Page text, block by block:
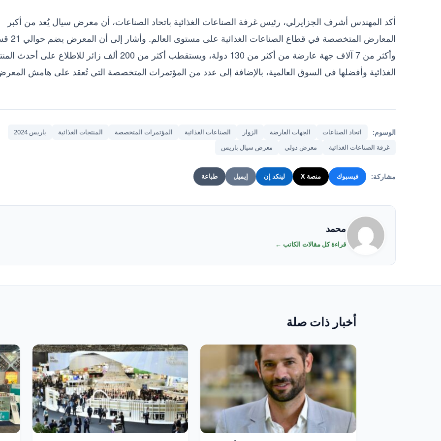
أكد المهندس أشرف الجزايرلي، رئيس غرفة الصناعات الغذائية باتحاد الصناعات، أن معرض سيال يُعد من أكبر
المعارض المتخصصة في قطاع
وأكثر من 7 آلاف جهة عارضة من أكثر من 130 دولة، ويستقطب أكثر من 200 ألف زائر للاطلاع على
الغذائية وأفضلها في السوق العالمية، بالإضافة إلى عدد من المؤتمرات المتخصصة التي تُعقد على هامش
الوسوم: اتحاد الصناعات الجهات العارضة الزوار الصناعات الغذائية المؤتمرات المتخصصة المنتجات الغذائية
باريس 2024
غرفة الصناعات الغذائية
معرض دولي معرض سيال باريس
مشاركة: فيسبوك منصة X لينكد إن إيميل طباعة
محمد
قراءة كل مقالات الكاتب ←
أخبار ذات صلة